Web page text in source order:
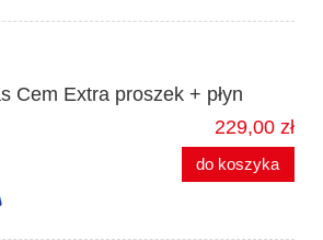
Cem Extra proszek + płyn
229,00 zł
do koszyka